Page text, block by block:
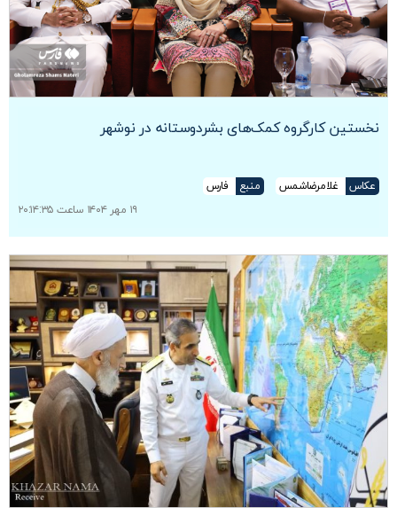
نخستین کارگروه کمک‌های بشردوستانه در نوشهر
عکاس غلامرضاشمس منبع
فارس
۱۹ مهر ۱۴۰۴ ساعت ۲۰:۱۴:۳۵